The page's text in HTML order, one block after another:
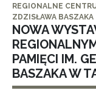
REGIONALNE
ZDZISŁAWA BASZAKA
NOWA
PAMIĘCI IM.
BASZAKA W